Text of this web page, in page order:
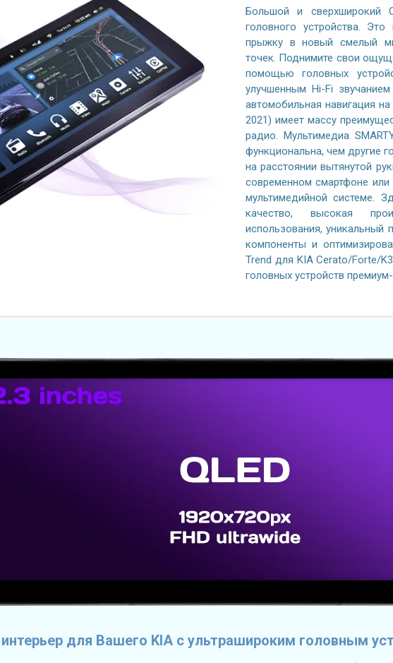
Большой и сверхширокий
головного устройства.
прыжку в новый смелый
точек. Поднимите свои
помощью головных
улучшенным Hi-Fi
автомобильная навигация
2021) имеет массу
радио. Мультимедиа
функциональна, чем другие
на расстоянии вытянутой
современном смартфоне или
мультимедийной системе.
качество, высокая
использования, уникальный
компоненты и
Trend для KIA Cerato/Forte/
головных устройств
для Вашего KIA с ультрашироким головным